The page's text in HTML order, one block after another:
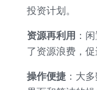
投资计划。
资源再利用 ：
了资源浪费，促
操作便捷 ：大